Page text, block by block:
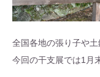
全国各地の張り子や土
今回の干支展では1月